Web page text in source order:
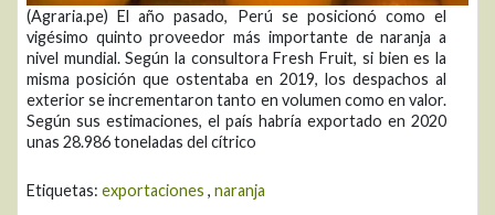
(Agraria.pe) El año pasado, Perú se posicionó como el
vigésimo quinto proveedor más importante de naranja a
nivel mundial. Según la consultora Fresh Fruit, si bien es la
misma posición que ostentaba en 2019, los despachos al
exterior se incrementaron tanto en volumen como en valor.
Según sus estimaciones, el país habría exportado en 2020
unas 28.986 toneladas del cítrico
Etiquetas: exportaciones , naranja